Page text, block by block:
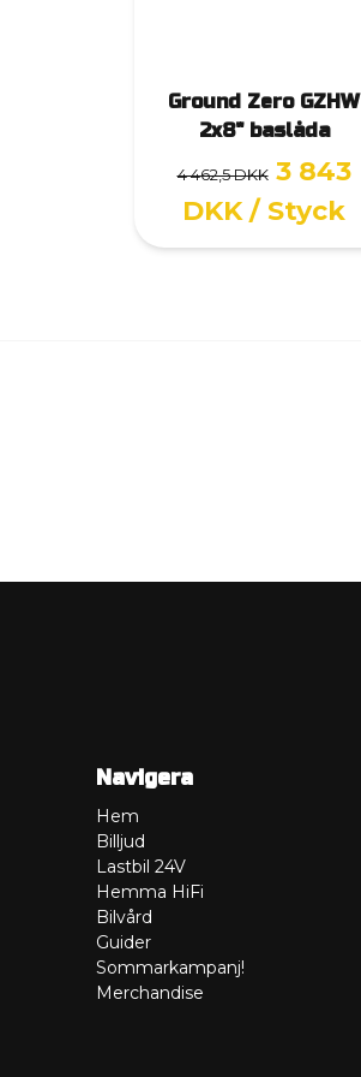
Ground Zero GZHW
2x8" baslåda
4 462,5 DKK 3 843
DKK / Styck
Navigera
Hem
Billjud
Lastbil 24V
Hemma HiFi
Bilvård
Guider
Sommarkampanj!
Merchandise